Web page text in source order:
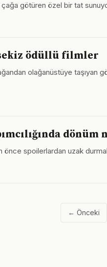
götüren özel bir tat
ödüllü filmler
olağanüstüye
dönüm
spoilerlardan uzak
← Önceki